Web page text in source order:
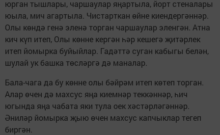
юрган тышлары, чаршаулар яңартыла, йорт стеналары
юыла, мич агартыла. Чистарткан өйне киендергәннәр.
Олы көндә генә эленә торган чаршаулар эленгән. Атна
кич күп итеп, Олы көнне кергән һәр кешегә җитәрлек
итеп йомырка буйыйлар. Гадәттә суган кабыгы белән,
шулай ук башка төсләргә дә маналар.
Бала-чага да бу көнне олы бәйрәм итеп көтеп торган.
Алар өчен дә махсус яңа киемнәр теккәннәр, һич
югында яңа чабата яки тула оек хәстәрләгәннәр.
Әниләр йомырка җыю өчен махсус капчыклар тегеп
биргән.